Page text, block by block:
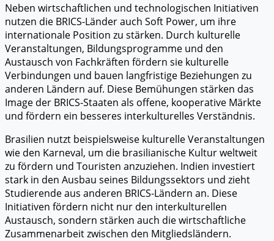
Neben wirtschaftlichen und technologischen Initiativen
nutzen die BRICS-Länder auch Soft Power, um ihre
internationale Position zu stärken. Durch kulturelle
Veranstaltungen, Bildungsprogramme und den
Austausch von Fachkräften fördern sie kulturelle
Verbindungen und bauen langfristige Beziehungen zu
anderen Ländern auf. Diese Bemühungen stärken das
Image der BRICS-Staaten als offene, kooperative Märkte
und fördern ein besseres interkulturelles Verständnis.
Brasilien nutzt beispielsweise kulturelle Veranstaltungen
wie den Karneval, um die brasilianische Kultur weltweit
zu fördern und Touristen anzuziehen. Indien investiert
stark in den Ausbau seines Bildungssektors und zieht
Studierende aus anderen BRICS-Ländern an. Diese
Initiativen fördern nicht nur den interkulturellen
Austausch, sondern stärken auch die wirtschaftliche
Zusammenarbeit zwischen den Mitgliedsländern.